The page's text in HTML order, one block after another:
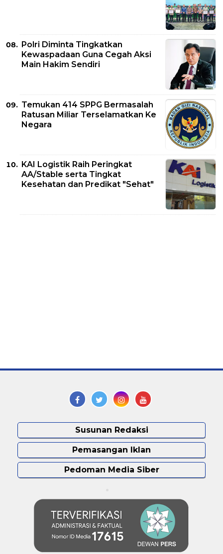
Polri Diminta Tingkatkan
Kewaspadaan Guna Cegah Aksi
Main Hakim Sendiri
Temukan 414 SPPG Bermasalah
Ratusan Miliar Terselamatkan Ke
Negara
KAI Logistik Raih Peringkat
AA/Stable serta Tingkat
Kesehatan dan Predikat "Sehat"
Susunan Redaksi
Pemasangan Iklan
Pedoman Media Siber